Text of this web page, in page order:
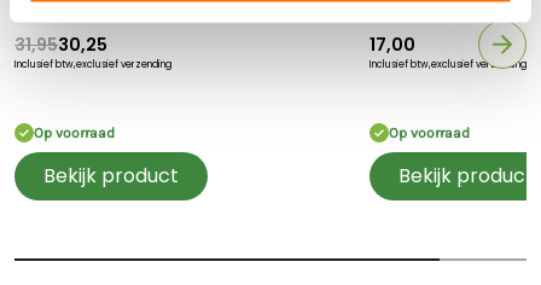
31,9530,25
Inclusief btw,exclusief verzending
Op voorraad
Bekijk product
17,00
Inclusief btw,exclusief verzending
Op voorraad
Bekijk product